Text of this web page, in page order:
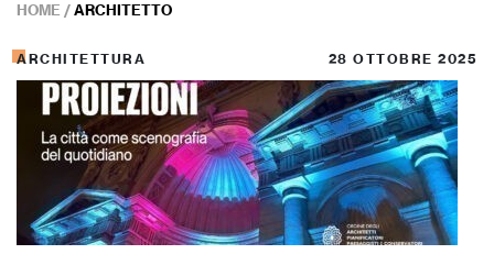
HOME /ARCHITETTO
ARCHITETTURA 28 OTTOBRE 2025